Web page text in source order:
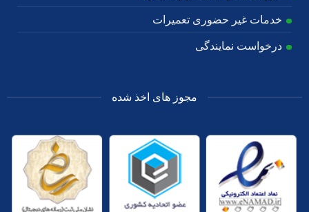
خدمات غیر حضوری تعمیرات
درخواست نمایندگی
مجوز های اخذ شده